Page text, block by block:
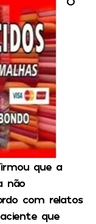
que a
não
com relatos
que